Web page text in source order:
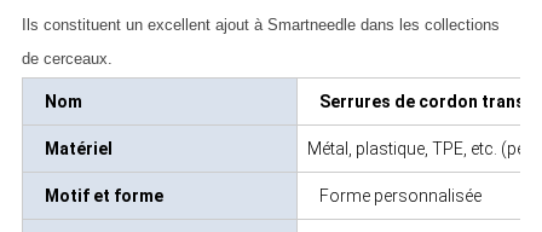
Ils constituent un excellent ajout à Smartneedle dans les collections
de cerceaux.
Nom Serrures de cordon
Matériel Métal, plastique, TPE, etc.
Motif et forme Forme personnalisée